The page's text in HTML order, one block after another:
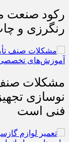
رکود صنعت
رنگرزی و
مشکلات صنف
نوسازی
فنی است